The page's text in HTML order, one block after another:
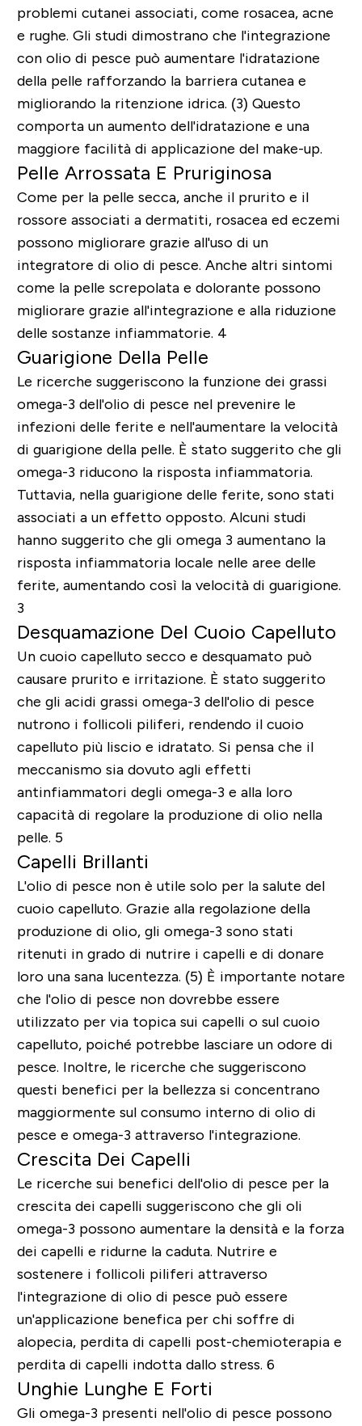
problemi cutanei associati, come rosacea, acne
e rughe. Gli studi dimostrano che l'integrazione
con olio di pesce può aumentare l'idratazione
della pelle rafforzando la barriera cutanea e
migliorando la ritenzione idrica. (3) Questo
comporta un aumento dell'idratazione e una
maggiore facilità di applicazione del make-up.
Pelle Arrossata E Pruriginosa
Come per la pelle secca, anche il prurito e il
rossore associati a dermatiti, rosacea ed eczemi
possono migliorare grazie all'uso di un
integratore di olio di pesce. Anche altri sintomi
come la pelle screpolata e dolorante possono
migliorare grazie all'integrazione e alla riduzione
delle sostanze infiammatorie. 4
Guarigione Della Pelle
Le ricerche suggeriscono la funzione dei grassi
omega-3 dell'olio di pesce nel prevenire le
infezioni delle ferite e nell'aumentare la velocità
di guarigione della pelle. È stato suggerito che gli
omega-3 riducono la risposta infiammatoria.
Tuttavia, nella guarigione delle ferite, sono stati
associati a un effetto opposto. Alcuni studi
hanno suggerito che gli omega 3 aumentano la
risposta infiammatoria locale nelle aree delle
ferite, aumentando così la velocità di guarigione.
3
Desquamazione Del Cuoio Capelluto
Un cuoio capelluto secco e desquamato può
causare prurito e irritazione. È stato suggerito
che gli acidi grassi omega-3 dell'olio di pesce
nutrono i follicoli piliferi, rendendo il cuoio
capelluto più liscio e idratato. Si pensa che il
meccanismo sia dovuto agli effetti
antinfiammatori degli omega-3 e alla loro
capacità di regolare la produzione di olio nella
pelle. 5
Capelli Brillanti
L'olio di pesce non è utile solo per la salute del
cuoio capelluto. Grazie alla regolazione della
produzione di olio, gli omega-3 sono stati
ritenuti in grado di nutrire i capelli e di donare
loro una sana lucentezza. (5) È importante notare
che l'olio di pesce non dovrebbe essere
utilizzato per via topica sui capelli o sul cuoio
capelluto, poiché potrebbe lasciare un odore di
pesce. Inoltre, le ricerche che suggeriscono
questi benefici per la bellezza si concentrano
maggiormente sul consumo interno di olio di
pesce e omega-3 attraverso l'integrazione.
Crescita Dei Capelli
Le ricerche sui benefici dell'olio di pesce per la
crescita dei capelli suggeriscono che gli oli
omega-3 possono aumentare la densità e la forza
dei capelli e ridurne la caduta. Nutrire e
sostenere i follicoli piliferi attraverso
l'integrazione di olio di pesce può essere
un'applicazione benefica per chi soffre di
alopecia, perdita di capelli post-chemioterapia e
perdita di capelli indotta dallo stress. 6
Unghie Lunghe E Forti
Gli omega-3 presenti nell'olio di pesce possono